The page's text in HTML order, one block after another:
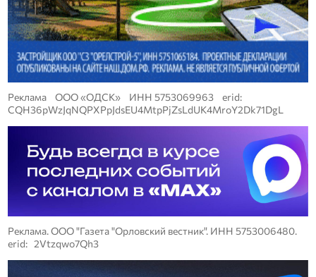
Реклама ООО «ОДСК» ИНН 5753069963 erid:
CQH36pWzJqNQPXPpJdsEU4MtpPjZsLdUK4MroY2Dk71DgL
Реклама. ООО "Газета "Орловский вестник". ИНН 5753006480.
erid: 2Vtzqwo7Qh3